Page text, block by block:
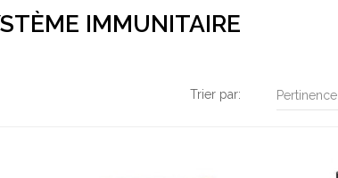
IMMUNITAIRE
Trier par: Pertinence